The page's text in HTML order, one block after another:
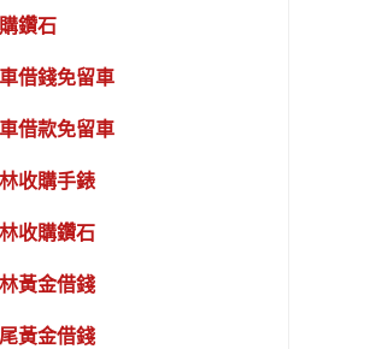
鑽石
借錢免留車
借款免留車
收購手錶
收購鑽石
黃金借錢
黃金借錢